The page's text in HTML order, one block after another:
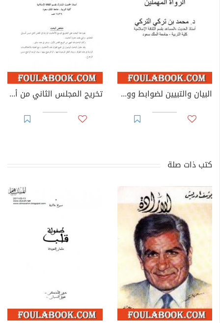
البيان والتبيين لضوابط ووسائل تمييز الرواة المهملين تخريج المجلس الثاني من أمالي المخلدي الحسن بن أحمد بن محمد المخلدي المتوفي سنة 389هـ
كتب ذات صلة